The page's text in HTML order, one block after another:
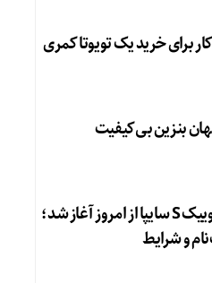
بنزین بی‌کیفیت
فروش کوییک S سایپا از امروز آغاز شد؛
و شرایط